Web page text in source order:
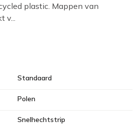
plastic. Mappen van
v...
Standaard
Polen
Snelhechtstrip